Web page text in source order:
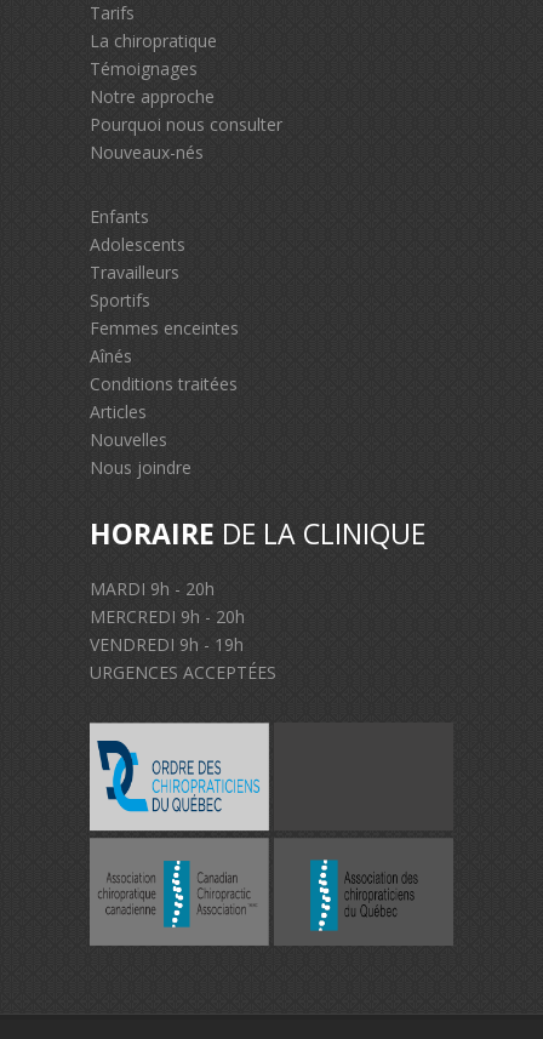
Tarifs
La chiropratique
Témoignages
Notre approche
Pourquoi nous consulter
Nouveaux-nés
Enfants
Adolescents
Travailleurs
Sportifs
Femmes enceintes
Aînés
Conditions traitées
Articles
Nouvelles
Nous joindre
HORAIRE DE LA CLINIQUE
MARDI 9h - 20h
MERCREDI 9h - 20h
VENDREDI 9h - 19h
URGENCES ACCEPTÉES